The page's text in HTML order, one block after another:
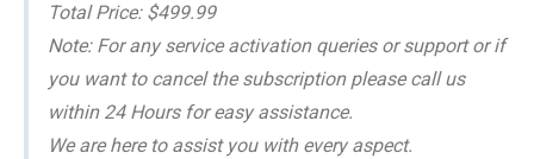
Total Price: $499.99
Note: For any service activation queries or support or if
you want to cancel the subscription please call us
within 24 Hours for easy assistance.
We are here to assist you with every aspect.